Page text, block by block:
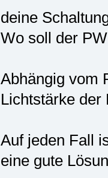
deine
Wo soll der
Abhängig vom
Lichtstärke der
Auf jeden Fall
eine gute